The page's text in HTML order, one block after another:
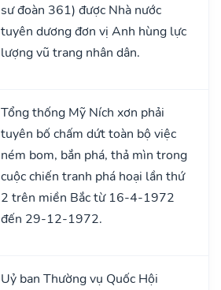
sư đoàn 361) được Nhà nước
tuyên dương đơn vị Anh hùng lực
lượng vũ trang nhân dân.
Tổng thống Mỹ Ních xơn phải
tuyên bố chấm dứt toàn bộ việc
ném bom, bắn phá, thả mìn trong
cuộc chiến tranh phá hoại lần thứ
2 trên miền Bắc từ 16-4-1972
đến 29-12-1972.
Uỷ ban Thường vụ Quốc Hội